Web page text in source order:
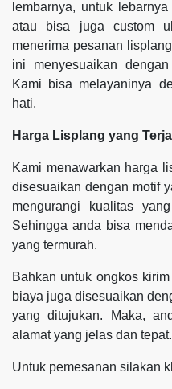
lembarnya, untuk
atau bisa juga custom
menerima pesanan
ini menyesuaikan
Kami bisa melayaninya
hati.
Harga Lisplang yang
Kami menawarkan harga
disesuaikan dengan motif
mengurangi kualitas
Sehingga anda bisa
yang termurah.
Bahkan untuk ongkos
biaya juga disesuaikan
yang ditujukan. Maka,
alamat yang jelas dan tepat.
Untuk pemesanan silakan